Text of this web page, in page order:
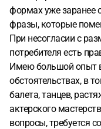
формах уже заранее
фразы, которые
При несогласии с
потребителя есть
Имею большой опыт
обстоятельствах, в
балета, танцев,
актерского
вопросы, требуется